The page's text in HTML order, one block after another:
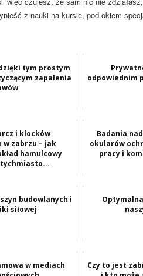
z nauki na kursie, pod okiem
tym prostym
zapalenia
odpowiednim
i klocków
w zabrzu – jak
hamulcowy
Badania
okularów
pracy i
budowlanych i
siłowej
w mediach
Czy to jest